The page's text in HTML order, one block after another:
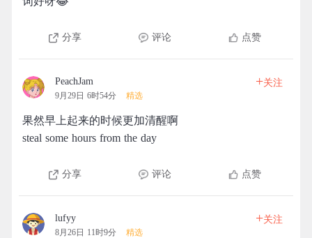
分享 评论 点赞
PeachJam
9月29日 6时54分 精选
+关注
果然早上起来的时候更加清醒啊
steal some hours from the day
分享 评论 点赞
lufyy
8月26日 11时9分 精选
+关注